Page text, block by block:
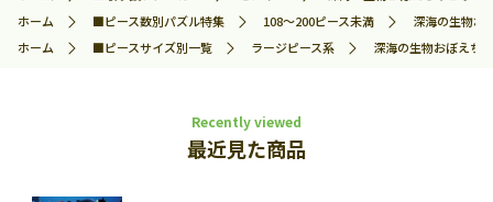
ホーム
■ピース数別パズル特集 108～200ピース未満
深海の生物
ホーム
■ピースサイズ別一覧 ラージピース系 深海の生物おぼえ
Recently viewed
最近見た商品